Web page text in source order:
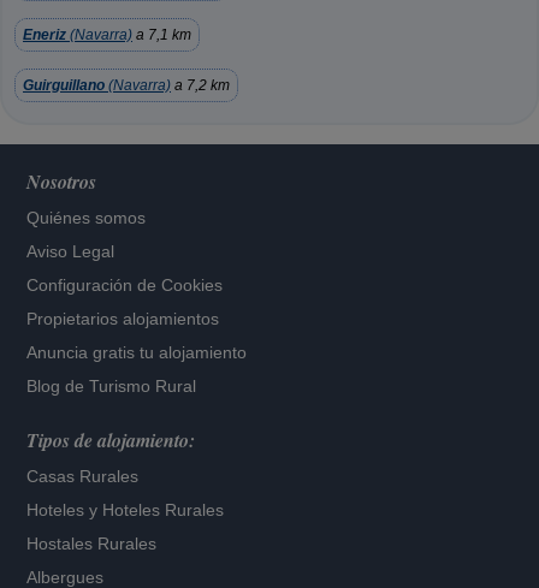
Eneriz (Navarra) a 7,1 km
Guirguillano (Navarra) a 7,2 km
Nosotros
Quiénes somos
Aviso Legal
Configuración de Cookies
Propietarios alojamientos
Anuncia gratis tu alojamiento
Blog de Turismo Rural
Tipos de alojamiento:
Casas Rurales
Hoteles y Hoteles Rurales
Hostales Rurales
Albergues